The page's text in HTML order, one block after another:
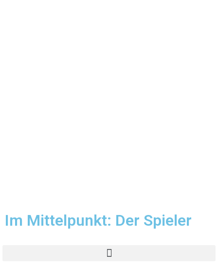
Im Mittelpunkt: Der Spieler